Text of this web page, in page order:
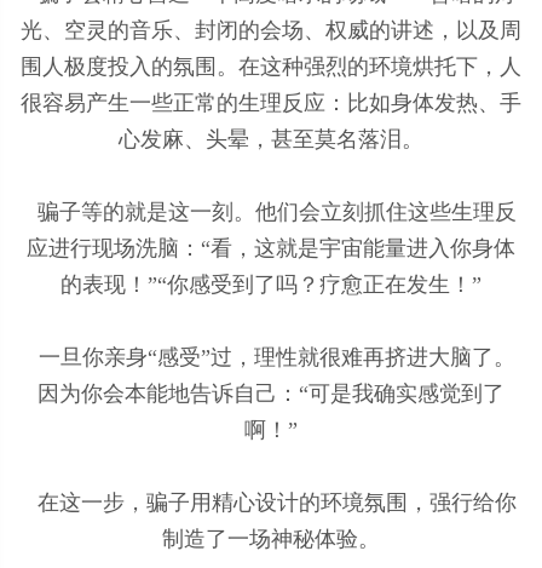
光、空灵的音乐、封闭的会场、权威的讲述，以及周
围人极度投入的氛围。在这种强烈的环境烘托下，人
很容易产生一些正常的生理反应：比如身体发热、手
心发麻、头晕，甚至莫名落泪。
骗子等的就是这一刻。他们会立刻抓住这些生理反
应进行现场洗脑：“看，这就是宇宙能量进入你身体
的表现！”“你感受到了吗？疗愈正在发生！”
一旦你亲身“感受”过，理性就很难再挤进大脑了。
因为你会本能地告诉自己：“可是我确实感觉到了
啊！”
在这一步，骗子用精心设计的环境氛围，强行给你
制造了一场神秘体验。